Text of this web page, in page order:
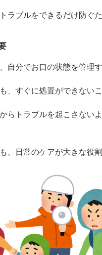
ラブルをできるだけ防ぐ
自分でお口の状態を管理
、すぐに処置ができないこ
らトラブルを起こさない
、日常のケアが大きな役